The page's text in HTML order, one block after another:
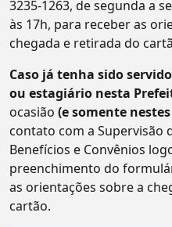
3235-1263, de segunda a
às 17h, para receber as
chegada e retirada do
Caso já tenha sido
ou estagiário nesta
ocasião (e somente
contato com a Supervisão
Benefícios e Convênios
preenchimento do
as orientações sobre a
cartão.